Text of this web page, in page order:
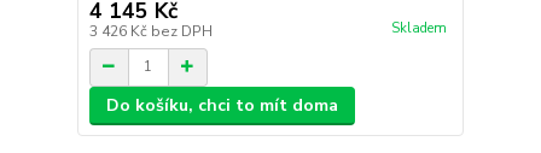
4 145 Kč
3 426 Kč bez DPH Skladem
Do košíku, chci to mít doma